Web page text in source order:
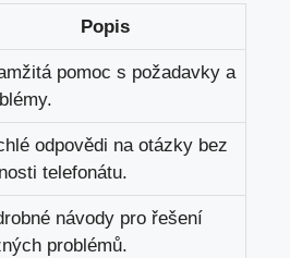
Popis
‍pomoc s požadavky a⁤
odpovědi na otázky bez⁣
telefonátu.
návody pro řešení
problémů.